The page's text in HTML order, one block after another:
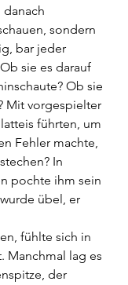
sondern
bar jeder
sie es darauf
Ob sie
Mit vorgespielter
führten, um
Fehler machte,
In
pochte ihm sein
übel, er
fühlte sich in
Manchmal lag es
der